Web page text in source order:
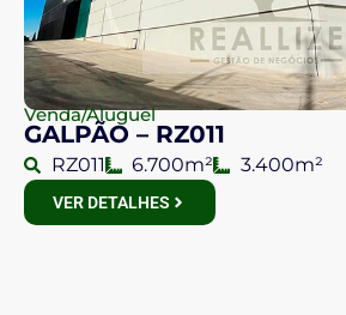
Venda/Aluguel
GALPÃO – RZ011
RZ011 6.700m² 3.400m²
VER DETALHES